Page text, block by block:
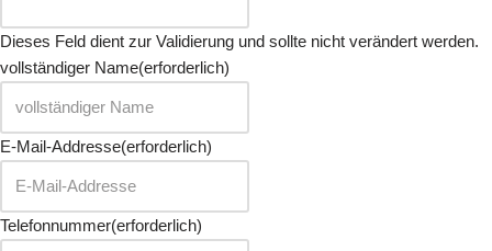
Dieses Feld dient zur Validierung und sollte nicht verändert werden.
vollständiger Name(erforderlich)
E-Mail-Addresse(erforderlich)
Telefonnummer(erforderlich)